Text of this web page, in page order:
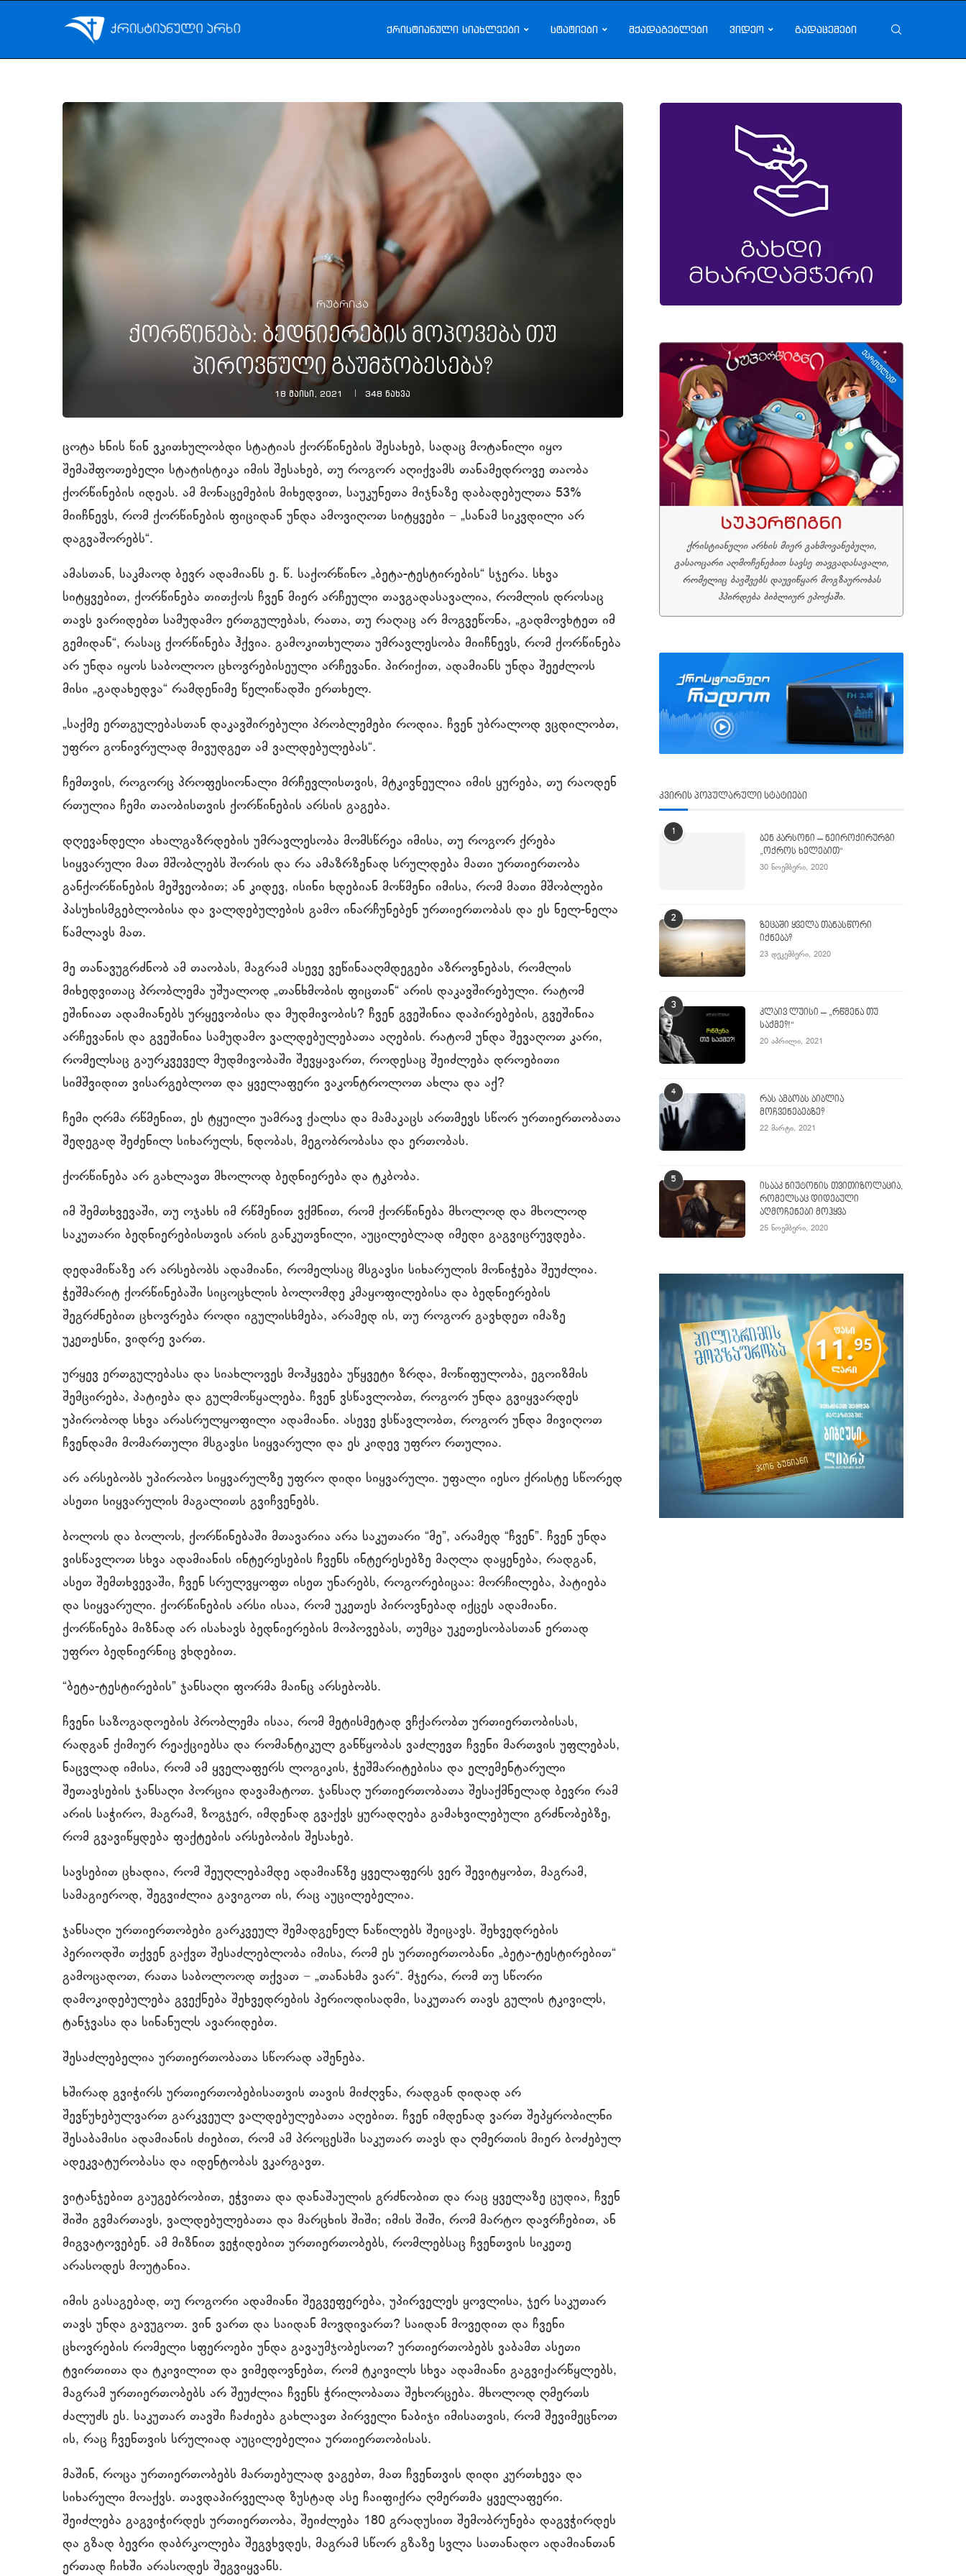
ქრისტიანული სიახლეები სტატიები მქადაგებლები ვიდეო გადაცემები
რუბრიკა
ქორწინება: ბედნიერების მოპოვება თუ
პიროვნული გაუმჯობესება?
18 მაისი, 2021 348 ნახვა
ცოტა ხნის წინ ვკითხულობდი სტატიას ქორწინების შესახებ, სადაც მოტანილი იყო
შემაშფოთებელი სტატისტიკა იმის შესახებ, თუ როგორ აღიქვამს თანამედროვე თაობა
ქორწინების იდეას. ამ მონაცემების მიხედვით, საუკუნეთა მიჯნაზე დაბადებულთა 53%
მიიჩნევს, რომ ქორწინების ფიციდან უნდა ამოვიღოთ სიტყვები − „სანამ სიკვდილი არ
დაგვაშორებს“.
ამასთან, საკმაოდ ბევრ ადამიანს ე. წ. საქორწინო „ბეტა-ტესტირების“ სჯერა. სხვა
სიტყვებით, ქორწინება თითქოს ჩვენ მიერ არჩეული თავგადასავალია, რომლის დროსაც
თავს ვარიდებთ სამუდამო ერთგულებას, რათა, თუ რაღაც არ მოგვეწონა, „გადმოვხტეთ იმ
გემიდან“, რასაც ქორწინება ჰქვია. გამოკითხულთა უმრავლესობა მიიჩნევს, რომ ქორწინება
არ უნდა იყოს საბოლოო ცხოვრებისეული არჩევანი. პირიქით, ადამიანს უნდა შეეძლოს
მისი „გადახედვა“ რამდენიმე წელიწადში ერთხელ.
„საქმე ერთგულებასთან დაკავშირებული პრობლემები როდია. ჩვენ უბრალოდ ვცდილობთ,
უფრო გონივრულად მივუდგეთ ამ ვალდებულებას“.
ჩემთვის, როგორც პროფესიონალი მრჩევლისთვის, მტკივნეულია იმის ყურება, თუ რაოდენ
რთულია ჩემი თაობისთვის ქორწინების არსის გაგება.
დღევანდელი ახალგაზრდების უმრავლესობა მომსწრეა იმისა, თუ როგორ ქრება
სიყვარული მათ მშობლებს შორის და რა ამაზრზენად სრულდება მათი ურთიერთობა
განქორწინების მეშვეობით; ან კიდევ, ისინი ხდებიან მოწმენი იმისა, რომ მათი მშობლები
პასუხისმგებლობისა და ვალდებულების გამო ინარჩუნებენ ურთიერთობას და ეს ნელ-ნელა
წამლავს მათ.
მე თანავუგრძნობ ამ თაობას, მაგრამ ასევე ვეწინააღმდეგები აზროვნებას, რომლის
მიხედვითაც პრობლემა უშუალოდ „თანხმობის ფიცთან“ არის დაკავშირებული. რატომ
ეშინიათ ადამიანებს ურყევობისა და მუდმივობის? ჩვენ გვეშინია დაპირებების, გვეშინია
არჩევანის და გვეშინია სამუდამო ვალდებულებათა აღების. რატომ უნდა შევაღოთ კარი,
რომელსაც გაურკვეველ მუდმივობაში შევყავართ, როდესაც შეიძლება დროებითი
სიმშვიდით ვისარგებლოთ და ყველაფერი ვაკონტროლოთ ახლა და აქ?
ჩემი ღრმა რწმენით, ეს ტყუილი უამრავ ქალსა და მამაკაცს ართმევს სწორ ურთიერთობათა
შედეგად შეძენილ სიხარულს, ნდობას, მეგობრობასა და ერთობას.
ქორწინება არ გახლავთ მხოლოდ ბედნიერება და ტკბობა.
იმ შემთხვევაში, თუ ოჯახს იმ რწმენით ვქმნით, რომ ქორწინება მხოლოდ და მხოლოდ
საკუთარი ბედნიერებისთვის არის განკუთვნილი, აუცილებლად იმედი გაგვიცრუვდება.
დედამიწაზე არ არსებობს ადამიანი, რომელსაც მსგავსი სიხარულის მონიჭება შეუძლია.
ჭეშმარიტ ქორწინებაში სიცოცხლის ბოლომდე კმაყოფილებისა და ბედნიერების
შეგრძნებით ცხოვრება როდი იგულისხმება, არამედ ის, თუ როგორ გავხდეთ იმაზე
უკეთესნი, ვიდრე ვართ.
ურყევ ერთგულებასა და სიახლოვეს მოჰყვება უწყვეტი ზრდა, მოწიფულობა, ეგოიზმის
შემცირება, პატიება და გულმოწყალება. ჩვენ ვსწავლობთ, როგორ უნდა გვიყვარდეს
უპირობოდ სხვა არასრულყოფილი ადამიანი. ასევე ვსწავლობთ, როგორ უნდა მივიღოთ
ჩვენდამი მომართული მსგავსი სიყვარული და ეს კიდევ უფრო რთულია.
არ არსებობს უპირობო სიყვარულზე უფრო დიდი სიყვარული. უფალი იესო ქრისტე სწორედ
ასეთი სიყვარულის მაგალითს გვიჩვენებს.
ბოლოს და ბოლოს, ქორწინებაში მთავარია არა საკუთარი “მე”, არამედ “ჩვენ”. ჩვენ უნდა
ვისწავლოთ სხვა ადამიანის ინტერესების ჩვენს ინტერესებზე მაღლა დაყენება, რადგან,
ასეთ შემთხვევაში, ჩვენ სრულვყოფთ ისეთ უნარებს, როგორებიცაა: მორჩილება, პატიება
და სიყვარული. ქორწინების არსი ისაა, რომ უკეთეს პიროვნებად იქცეს ადამიანი.
ქორწინება მიზნად არ ისახავს ბედნიერების მოპოვებას, თუმცა უკეთესობასთან ერთად
უფრო ბედნიერნიც ვხდებით.
“ბეტა-ტესტირების” ჯანსაღი ფორმა მაინც არსებობს.
ჩვენი საზოგადოების პრობლემა ისაა, რომ მეტისმეტად ვჩქარობთ ურთიერთობისას,
რადგან ქიმიურ რეაქციებსა და რომანტიკულ განწყობას ვაძლევთ ჩვენი მართვის უფლებას,
ნაცვლად იმისა, რომ ამ ყველაფერს ლოგიკის, ჭეშმარიტებისა და ელემენტარული
შეთავსების ჯანსაღი პორცია დავამატოთ. ჯანსაღ ურთიერთობათა შესაქმნელად ბევრი რამ
არის საჭირო, მაგრამ, ზოგჯერ, იმდენად გვაქვს ყურადღება გამახვილებული გრძნობებზე,
რომ გვავიწყდება ფაქტების არსებობის შესახებ.
სავსებით ცხადია, რომ შეუღლებამდე ადამიანზე ყველაფერს ვერ შევიტყობთ, მაგრამ,
სამაგიეროდ, შეგვიძლია გავიგოთ ის, რაც აუცილებელია.
ჯანსაღი ურთიერთობები გარკვეულ შემადგენელ ნაწილებს შეიცავს. შეხვედრების
პერიოდში თქვენ გაქვთ შესაძლებლობა იმისა, რომ ეს ურთიერთობანი „ბეტა-ტესტირებით“
გამოცადოთ, რათა საბოლოოდ თქვათ − „თანახმა ვარ“. მჯერა, რომ თუ სწორი
დამოკიდებულება გვექნება შეხვედრების პერიოდისადმი, საკუთარ თავს გულის ტკივილს,
ტანჯვასა და სინანულს ავარიდებთ.
შესაძლებელია ურთიერთობათა სწორად აშენება.
ხშირად გვიჭირს ურთიერთობებისათვის თავის მიძღვნა, რადგან დიდად არ
შევწუხებულვართ გარკვეულ ვალდებულებათა აღებით. ჩვენ იმდენად ვართ შეპყრობილნი
შესაბამისი ადამიანის ძიებით, რომ ამ პროცესში საკუთარ თავს და ღმერთის მიერ ბოძებულ
ადეკვატურობასა და იდენტობას ვკარგავთ.
ვიტანჯებით გაუგებრობით, ეჭვითა და დანაშაულის გრძნობით და რაც ყველაზე ცუდია, ჩვენ
შიში გვმართავს, ვალდებულებათა და მარცხის შიში; იმის შიში, რომ მარტო დავრჩებით, ან
მიგვატოვებენ. ამ მიზნით ვეჭიდებით ურთიერთობებს, რომლებსაც ჩვენთვის სიკეთე
არასოდეს მოუტანია.
იმის გასაგებად, თუ როგორი ადამიანი შეგვეფერება, უპირველეს ყოვლისა, ჯერ საკუთარ
თავს უნდა გავუგოთ. ვინ ვართ და საიდან მოვდივართ? საიდან მოვედით და ჩვენი
ცხოვრების რომელი სფეროები უნდა გავაუმჯობესოთ? ურთიერთობებს ვაბამთ ასეთი
ტვირთითა და ტკივილით და ვიმედოვნებთ, რომ ტკივილს სხვა ადამიანი გაგვიქარწყლებს,
მაგრამ ურთიერთობებს არ შეუძლია ჩვენს ჭრილობათა შეხორცება. მხოლოდ ღმერთს
ძალუძს ეს. საკუთარ თავში ჩაძიება გახლავთ პირველი ნაბიჯი იმისათვის, რომ შევიმეცნოთ
ის, რაც ჩვენთვის სრულიად აუცილებელია ურთიერთობისას.
მაშინ, როცა ურთიერთობებს მართებულად ვაგებთ, მათ ჩვენთვის დიდი კურთხევა და
სიხარული მოაქვს. თავდაპირველად ზუსტად ასე ჩაიფიქრა ღმერთმა ყველაფერი.
შეიძლება გაგვიჭირდეს ურთიერთობა, შეიძლება 180 გრადუსით შემობრუნება დაგვჭირდეს
და გზად ბევრი დაბრკოლება შეგვხვდეს, მაგრამ სწორ გზაზე სვლა სათანადო ადამიანთან
ერთად ჩიხში არასოდეს შეგვიყვანს.
კვირის პოპულარული სტატიები
1
ბენ კარსონი – ნეიროქირურგი
„ოქროს ხელებით“
30 ნოემბერი, 2020
2
ზეცაში ყველა თანასწორი
იქნება?
23 დეკემბერი, 2020
3
კლაივ ლუისი – „რწმენა თუ
საქმე?!“
20 აპრილი, 2021
4
რას ამბობს ბიბლია
მოჩვენებებზე?
22 მარტი, 2021
5
ისააკ ნიუტონის თვითიზოლაცია,
რომელსაც დიდებული
აღმოჩენები მოჰყვა
25 ნოემბერი, 2020